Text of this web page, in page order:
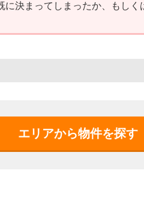
に決まってしまったか、もしく
エリアから物件を探す